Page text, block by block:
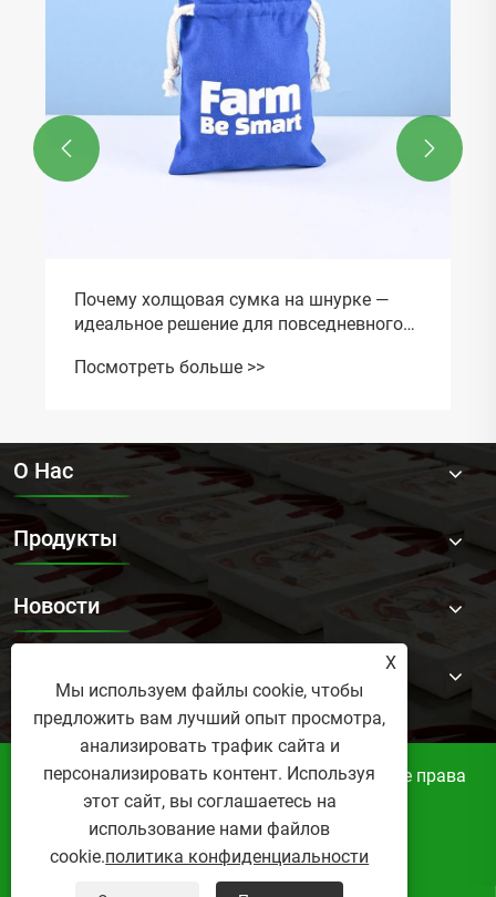
 
О Нас
Продукты
Новости
Copyright © 2026 Фабрика ремесел Бонни. Все права
защищены.
Links
Sitemap RSS
политика конфиденциальности
X
Мы используем файлы cookie, чтобы
предложить вам лучший опыт просмотра,
анализировать трафик сайта и
персонализировать контент. Используя
этот сайт, вы соглашаетесь на
использование нами файлов
cookie.политика конфиденциальности